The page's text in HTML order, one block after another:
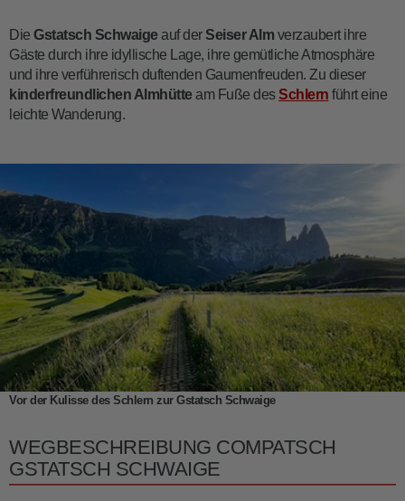
Die Gstatsch Schwaigeauf derSeiser Alm verzaubert ihre
Gäste durch ihre idyllische Lage, ihre gemütliche Atmosphäre
und ihre verführerisch duftenden Gaumenfreuden. Zu dieser
kinderfreundlichen Almhütteam Fuße desSchlern führt eine
leichte Wanderung.
Vor der Kulisse des Schlern zur Gstatsch Schwaige
WEGBESCHREIBUNG COMPATSCH
GSTATSCH SCHWAIGE